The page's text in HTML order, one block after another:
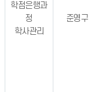
학점은행과
정
학사관리
준영구